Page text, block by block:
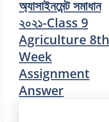
অ্যাসাইনমেন্ট সমাধান
২০২১-Class 9
Agriculture 8th
Week
Assignment
Answer